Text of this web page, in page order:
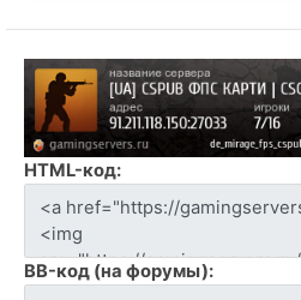
HTML-код:
BB-код (на форумы):